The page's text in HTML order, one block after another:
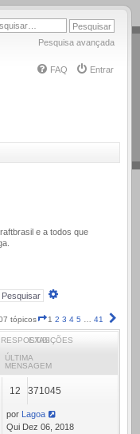
Pesquisa avançada
FAQ Entrar
e a todos que
tópicos Página
1
de
1 2 3 4 5 … 41
RESPOSTASEXIBIÇÕES
ÚLTIMA
MENSAGEM
12 371045
por
Lagoa
Qui Dez 06, 2018